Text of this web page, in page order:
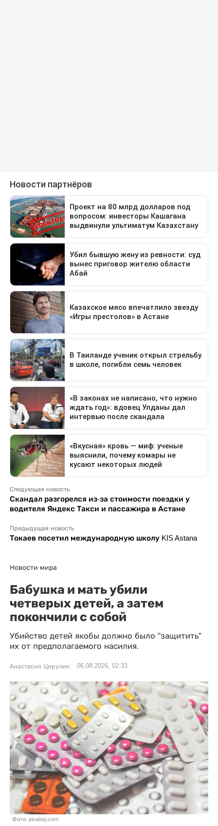
Следующая новость
Скандал разгорелся из-за стоимости поездки у
водителя Яндекс Такси и пассажира в Астане
Предыдущая новость
Токаев посетил международную школу KIS Astana
Новости мира
Бабушка и мать убили
четверых детей, а затем
покончили с собой
Убийство детей якобы должно было "защитить"
их от предполагаемого насилия.
Анастасия Цирулик 06.08.2026, 02:33
Фото: pixabay.com